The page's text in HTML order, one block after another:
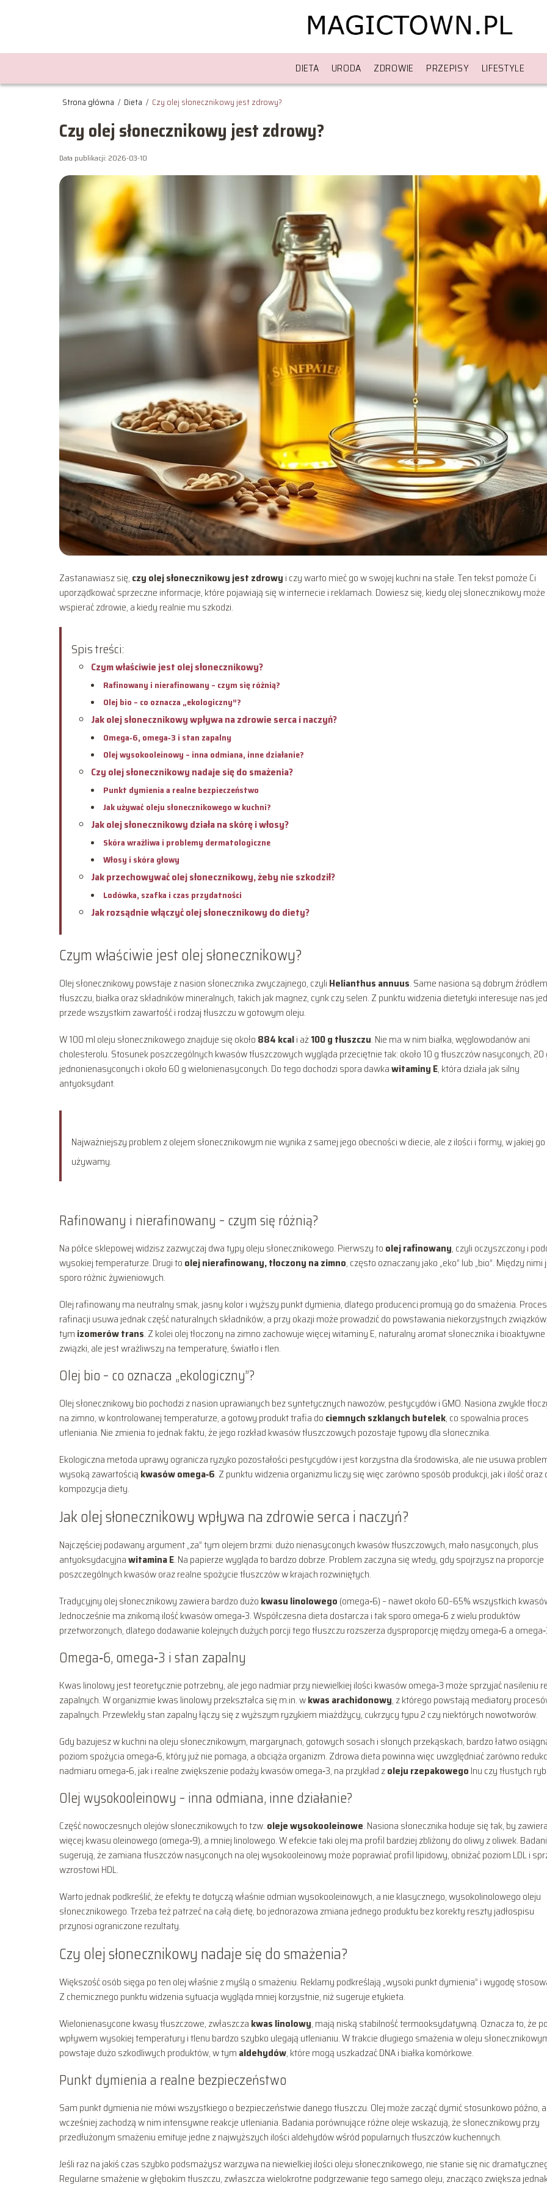
DIETA URODA ZDROWIE PRZEPISY LIFESTYLE
Strona główna / Dieta / Czy olej słonecznikowy jest zdrowy?
Czy olej słonecznikowy jest zdrowy?
Data publikacji: 2026-03-10
Zastanawiasz się, czy olej słonecznikowy jest zdrowy i czy warto mieć go w swojej kuchni na stałe. Ten tekst pomoże Ci
uporządkować sprzeczne informacje, które pojawiają się w internecie i reklamach. Dowiesz się, kiedy olej słonecznikowy może
wspierać zdrowie, a kiedy realnie mu szkodzi.
Spis treści:
Czym właściwie jest olej słonecznikowy?
Rafinowany i nierafinowany – czym się różnią?
Olej bio – co oznacza „ekologiczny”?
Jak olej słonecznikowy wpływa na zdrowie serca i naczyń?
Omega‑6, omega‑3 i stan zapalny
Olej wysokooleinowy – inna odmiana, inne działanie?
Czy olej słonecznikowy nadaje się do smażenia?
Punkt dymienia a realne bezpieczeństwo
Jak używać oleju słonecznikowego w kuchni?
Jak olej słonecznikowy działa na skórę i włosy?
Skóra wrażliwa i problemy dermatologiczne
Włosy i skóra głowy
Jak przechowywać olej słonecznikowy, żeby nie szkodził?
Lodówka, szafka i czas przydatności
Jak rozsądnie włączyć olej słonecznikowy do diety?
Czym właściwie jest olej słonecznikowy?
Olej słonecznikowy powstaje z nasion słonecznika zwyczajnego, czyli Helianthus annuus. Same nasiona są dobrym źródłem
tłuszczu, białka oraz składników mineralnych, takich jak magnez, cynk czy selen. Z punktu widzenia dietetyki interesuje nas
przede wszystkim zawartość i rodzaj tłuszczu w gotowym oleju.
W 100 ml oleju słonecznikowego znajduje się około 884 kcali aż100 g tłuszczu. Nie ma w nim białka, węglowodanów ani
cholesterolu. Stosunek poszczególnych kwasów tłuszczowych wygląda przeciętnie tak: około 10 g tłuszczów nasyconych, 20
jednonienasyconych i około 60 g wielonienasyconych. Do tego dochodzi spora dawkawitaminy E, która działa jak silny
antyoksydant.
Najważniejszy problem z olejem słonecznikowym nie wynika z samej jego obecności w diecie, ale z ilości i formy, w jakiej go
używamy.
Rafinowany i nierafinowany – czym się różnią?
Na półce sklepowej widzisz zazwyczaj dwa typy oleju słonecznikowego. Pierwszy to olej rafinowany, czyli oczyszczony i
wysokiej temperaturze. Drugi to olej nierafinowany, tłoczony na zimno, często oznaczany jako „eko” lub „bio”. Między nimi
sporo różnic żywieniowych.
Olej rafinowany ma neutralny smak, jasny kolor i wyższy punkt dymienia, dlatego producenci promują go do smażenia. Proces
rafinacji usuwa jednak część naturalnych składników, a przy okazji może prowadzić do powstawania niekorzystnych
tym izomerów trans. Z kolei olej tłoczony na zimno zachowuje więcej witaminy E, naturalny aromat słonecznika i bioaktywne
związki, ale jest wrażliwszy na temperaturę, światło i tlen.
Olej bio – co oznacza „ekologiczny”?
Olej słonecznikowy bio pochodzi z nasion uprawianych bez syntetycznych nawozów, pestycydów i GMO. Nasiona zwykle
na zimno, w kontrolowanej temperaturze, a gotowy produkt trafia do ciemnych szklanych butelek, co spowalnia proces
utleniania. Nie zmienia to jednak faktu, że jego rozkład kwasów tłuszczowych pozostaje typowy dla słonecznika.
Ekologiczna metoda uprawy ogranicza ryzyko pozostałości pestycydów i jest korzystna dla środowiska, ale nie usuwa
wysoką zawartością kwasów omega‑6. Z punktu widzenia organizmu liczy się więc zarówno sposób produkcji, jak i ilość oraz
kompozycja diety.
Jak olej słonecznikowy wpływa na zdrowie serca i naczyń?
Najczęściej podawany argument „za” tym olejem brzmi: dużo nienasyconych kwasów tłuszczowych, mało nasyconych, plus
antyoksydacyjnawitamina E. Na papierze wygląda to bardzo dobrze. Problem zaczyna się wtedy, gdy spojrzysz na proporcje
poszczególnych kwasów oraz realne spożycie tłuszczów w krajach rozwiniętych.
Tradycyjny olej słonecznikowy zawiera bardzo dużo kwasu linolowego (omega‑6) – nawet około 60–65% wszystkich
Jednocześnie ma znikomą ilość kwasów omega‑3. Współczesna dieta dostarcza i tak sporo omega‑6 z wielu produktów
przetworzonych, dlatego dodawanie kolejnych dużych porcji tego tłuszczu rozszerza dysproporcję między omega‑6 a
Omega‑6, omega‑3 i stan zapalny
Kwas linolowy jest teoretycznie potrzebny, ale jego nadmiar przy niewielkiej ilości kwasów omega‑3 może sprzyjać nasileniu
zapalnych. W organizmie kwas linolowy przekształca się m.in. wkwas arachidonowy, z którego powstają mediatory
zapalnych. Przewlekły stan zapalny łączy się z wyższym ryzykiem miażdżycy, cukrzycy typu 2 czy niektórych nowotworów.
Gdy bazujesz w kuchni na oleju słonecznikowym, margarynach, gotowych sosach i słonych przekąskach, bardzo łatwo
poziom spożycia omega‑6, który już nie pomaga, a obciąża organizm. Zdrowa dieta powinna więc uwzględniać zarówno
nadmiaru omega‑6, jak i realne zwiększenie podaży kwasów omega‑3, na przykład zoleju rzepakowego lnu czy tłustych ryb.
Olej wysokooleinowy – inna odmiana, inne działanie?
Część nowoczesnych olejów słonecznikowych to tzw. oleje wysokooleinowe. Nasiona słonecznika hoduje się tak, by
więcej kwasu oleinowego (omega‑9), a mniej linolowego. W efekcie taki olej ma profil bardziej zbliżony do oliwy z oliwek.
sugerują, że zamiana tłuszczów nasyconych na olej wysokooleinowy może poprawiać profil lipidowy, obniżać poziom LDL i
wzrostowi HDL.
Warto jednak podkreślić, że efekty te dotyczą właśnie odmian wysokooleinowych, a nie klasycznego, wysokolinolowego oleju
słonecznikowego. Trzeba też patrzeć na całą dietę, bo jednorazowa zmiana jednego produktu bez korekty reszty jadłospisu
przynosi ograniczone rezultaty.
Czy olej słonecznikowy nadaje się do smażenia?
Większość osób sięga po ten olej właśnie z myślą o smażeniu. Reklamy podkreślają „wysoki punkt dymienia” i wygodę
Z chemicznego punktu widzenia sytuacja wygląda mniej korzystnie, niż sugeruje etykieta.
Wielonienasycone kwasy tłuszczowe, zwłaszcza kwas linolowy, mają niską stabilność termooksydatywną. Oznacza to, że
wpływem wysokiej temperatury i tlenu bardzo szybko ulegają utlenianiu. W trakcie długiego smażenia w oleju
powstaje dużo szkodliwych produktów, w tym aldehydów, które mogą uszkadzać DNA i białka komórkowe.
Punkt dymienia a realne bezpieczeństwo
Sam punkt dymienia nie mówi wszystkiego o bezpieczeństwie danego tłuszczu. Olej może zacząć dymić stosunkowo późno,
wcześniej zachodzą w nim intensywne reakcje utleniania. Badania porównujące różne oleje wskazują, że słonecznikowy przy
przedłużonym smażeniu emituje jedne z najwyższych ilości aldehydów wśród popularnych tłuszczów kuchennych.
Jeśli raz na jakiś czas szybko podsmażysz warzywa na niewielkiej ilości oleju słonecznikowego, nie stanie się nic
Regularne smażenie w głębokim tłuszczu, zwłaszcza wielokrotne podgrzewanie tego samego oleju, znacząco zwiększa